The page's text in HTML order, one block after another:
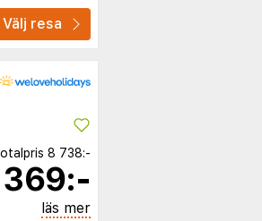
Välj resa
8 738:-
läs mer